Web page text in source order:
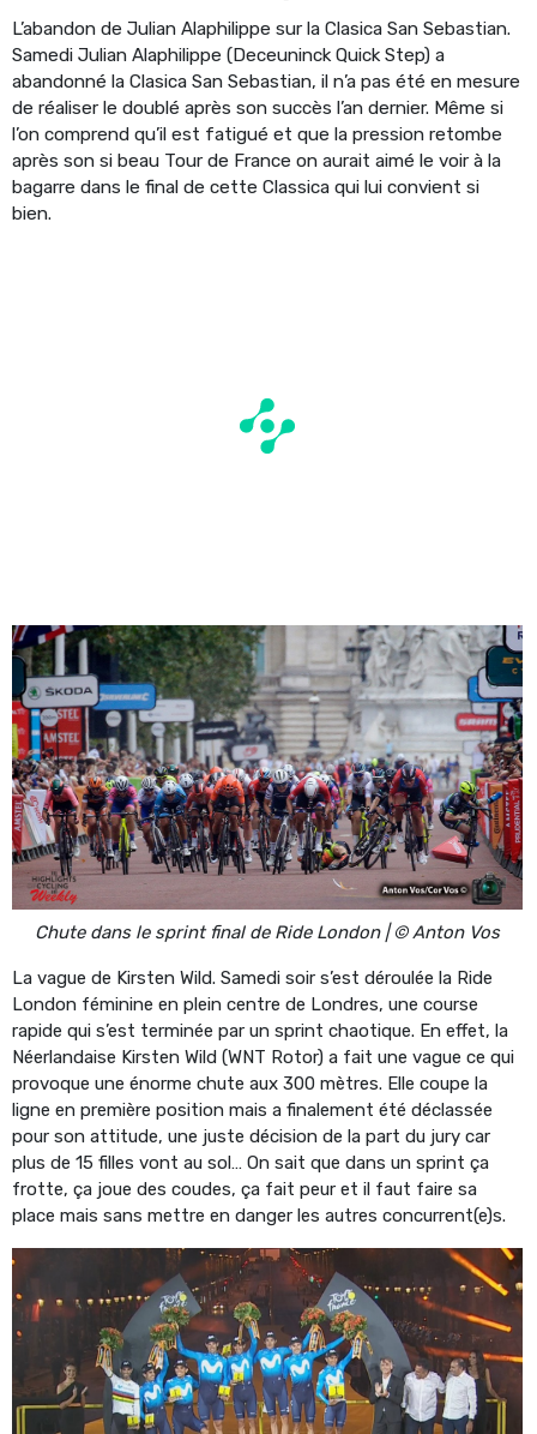
L’abandon de Julian Alaphilippe sur la Clasica San Sebastian.
Samedi Julian Alaphilippe (Deceuninck Quick Step) a
abandonné la Clasica San Sebastian, il n’a pas été en mesure
de réaliser le doublé après son succès l’an dernier. Même si
l’on comprend qu’il est fatigué et que la pression retombe
après son si beau Tour de France on aurait aimé le voir à la
bagarre dans le final de cette Classica qui lui convient si
bien.
Chute dans le sprint final de Ride London | © Anton Vos
La vague de Kirsten Wild. Samedi soir s’est déroulée la Ride
London féminine en plein centre de Londres, une course
rapide qui s’est terminée par un sprint chaotique. En effet, la
Néerlandaise Kirsten Wild (WNT Rotor) a fait une vague ce qui
provoque une énorme chute aux 300 mètres. Elle coupe la
ligne en première position mais a finalement été déclassée
pour son attitude, une juste décision de la part du jury car
plus de 15 filles vont au sol… On sait que dans un sprint ça
frotte, ça joue des coudes, ça fait peur et il faut faire sa
place mais sans mettre en danger les autres concurrent(e)s.